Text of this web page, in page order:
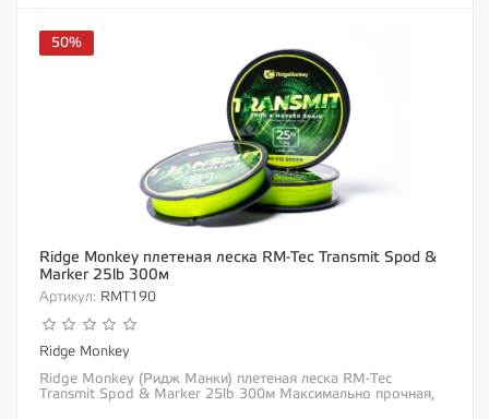
50%
Ridge Monkey плетеная леска RM-Tec Transmit Spod &
Marker 25lb 300м
Артикул: RMT190
Ridge Monkey
Ridge Monkey (Ридж Манки) плетеная леска RM-Tec
Transmit Spod & Marker 25lb 300м Максимально прочная,